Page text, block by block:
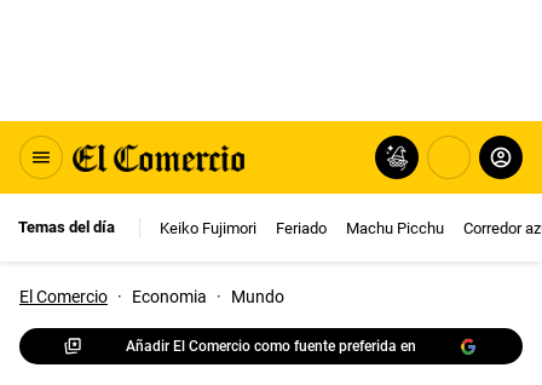
Temas del día Keiko Fujimori Feriado Machu Picchu Corredor
El Comercio · Economia · Mundo
Añadir El Comercio como fuente preferida en